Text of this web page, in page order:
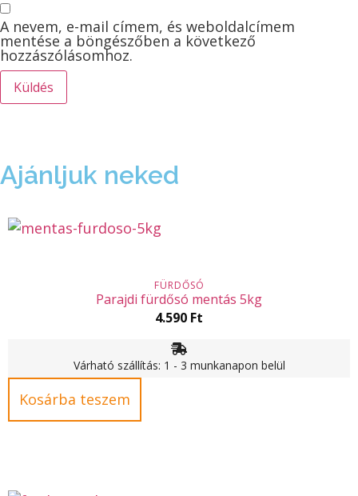
A nevem, e-mail címem, és weboldalcímem
mentése a böngészőben a következő
hozzászólásomhoz.
Ajánljuk neked
FÜRDŐSÓ
Parajdi fürdősó mentás 5kg
4.590 Ft
Várható szállítás: 1 - 3 munkanapon belül
Kosárba teszem